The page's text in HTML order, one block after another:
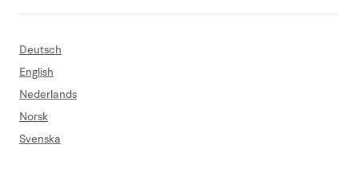
Deutsch
English
Nederlands
Norsk
Svenska